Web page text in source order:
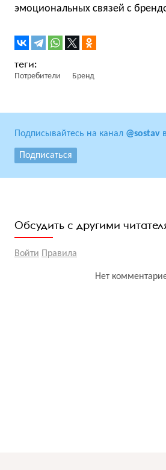
эмоциональных связей с
Потребители Бренд
Подписывайтесь на канал @sostav
Подписаться
Обсудить с другими
Войти Правила
Нет